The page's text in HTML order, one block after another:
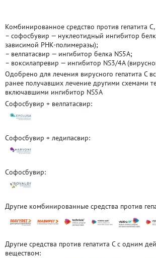
Комбинированное средство против гепатита
– софосбувир — нуклеотидный ингибитор
зависимой РНК-полимеразы);
– велпатасвир — ингибитор белка NS5A;
– воксилапревир — ингибитор NS3/4A
Одобрено для лечения вирусного гепатита C
ранее получавших лечение другими схемами
включавшими ингибитор NS5A
Софосбувир + велпатасвир:
Софосбувир + ледипасвир:
Софосбувир:
Другие комбинированные средства против
Другие средства против гепатита C с одним
веществом: